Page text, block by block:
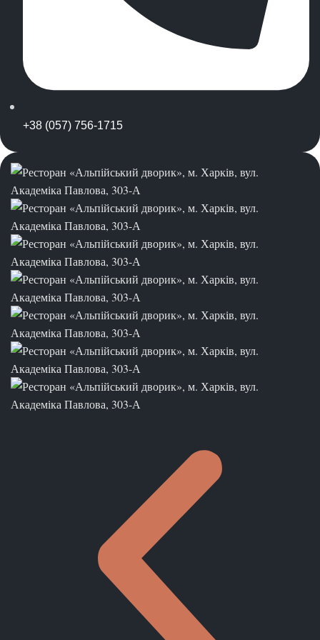
+38 (057) 756-1715